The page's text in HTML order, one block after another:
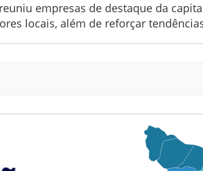
empresas de destaque da
locais, além de reforçar